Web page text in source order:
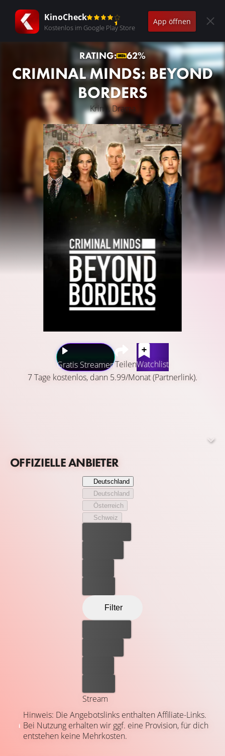
KinoCheck
Kostenlos im Google Play Store
App öffnen
RATING: 62%
CRIMINAL MINDS: BEYOND
BORDERS
Krimi, Drama
Gratis StreamenTeilenWatchlist
7 Tage kostenlos, dann 5.99/Monat (Partnerlink).
Matthew “Matt” Simmons und Gerichtsmedizinerin Mae
OFFIZIELLE ANBIETER
Deutschland
Deutschland
Österreich
Schweiz
Filter
Stream
Hinweis: Die Angebotslinks enthalten Affiliate-Links.
Bei Nutzung erhalten wir ggf. eine Provision, für dich
entstehen keine Mehrkosten.